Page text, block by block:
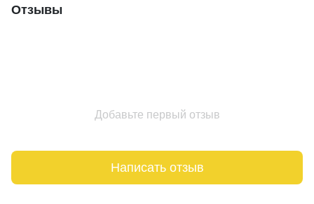
Отзывы
Добавьте первый отзыв
Написать отзыв